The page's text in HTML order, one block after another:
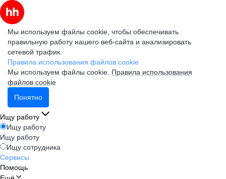
Мы используем файлы cookie, чтобы обеспечивать
правильную работу нашего веб-сайта и анализировать
сетевой трафик.
Правила использования файлов cookie
Мы используем файлы cookie. Правила использования
файлов cookie
Понятно
Ищу работу
Ищу работу
Ищу работу
Ищу сотрудника
Сервисы
Помощь